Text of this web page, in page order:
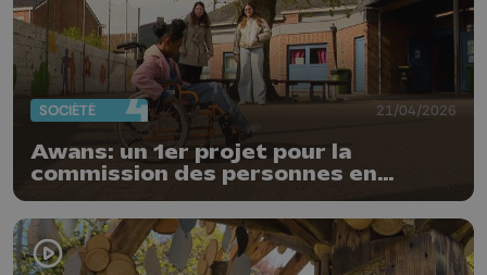
SOCIÉTÉ 21/04/2026
Awans: un 1er projet pour la
commission des personnes en
situation de handicap